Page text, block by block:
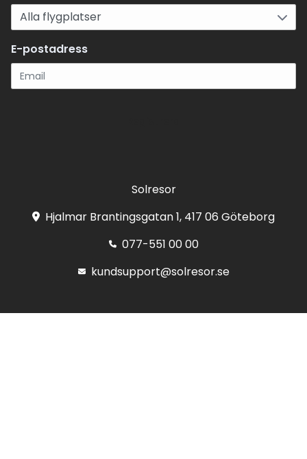
E-postadress
Solresor
Hjalmar Brantingsgatan 1, 417 06 Göteborg
077-551 00 00
kundsupport@solresor.se